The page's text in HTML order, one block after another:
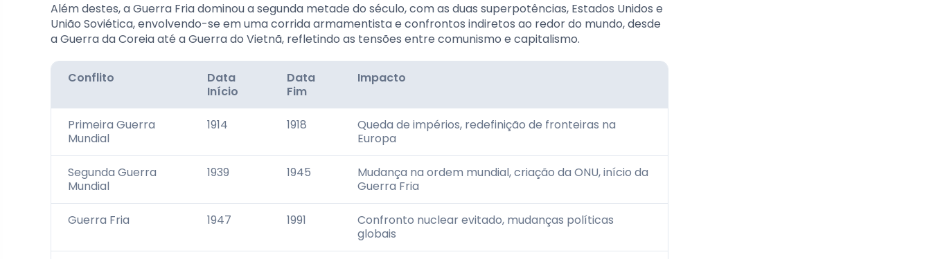
Além destes, a Guerra Fria dominou a segunda metade do século, com as duas superpotências, Estados Unidos e
União Soviética, envolvendo-se em uma corrida armamentista e confrontos indiretos ao redor do mundo, desde
a Guerra da Coreia até a Guerra do Vietnã, refletindo as tensões entre comunismo e capitalismo.
Conflito
Data
Início
Data
Fim
Impacto
Primeira Guerra
Mundial
1914 1918
Queda de impérios, redefinição de fronteiras na
Europa
Segunda Guerra
Mundial
1939 1945
Mudança na ordem mundial, criação da ONU, início da
Guerra Fria
Guerra Fria 1947 1991
Confronto nuclear evitado, mudanças políticas
globais